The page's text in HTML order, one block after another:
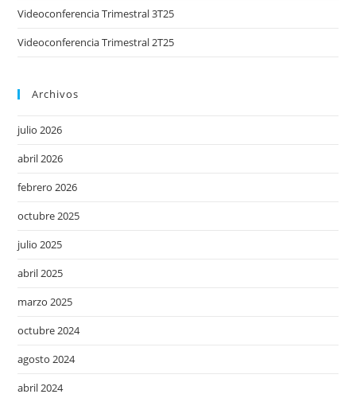
Videoconferencia Trimestral 3T25
Videoconferencia Trimestral 2T25
Archivos
julio 2026
abril 2026
febrero 2026
octubre 2025
julio 2025
abril 2025
marzo 2025
octubre 2024
agosto 2024
abril 2024